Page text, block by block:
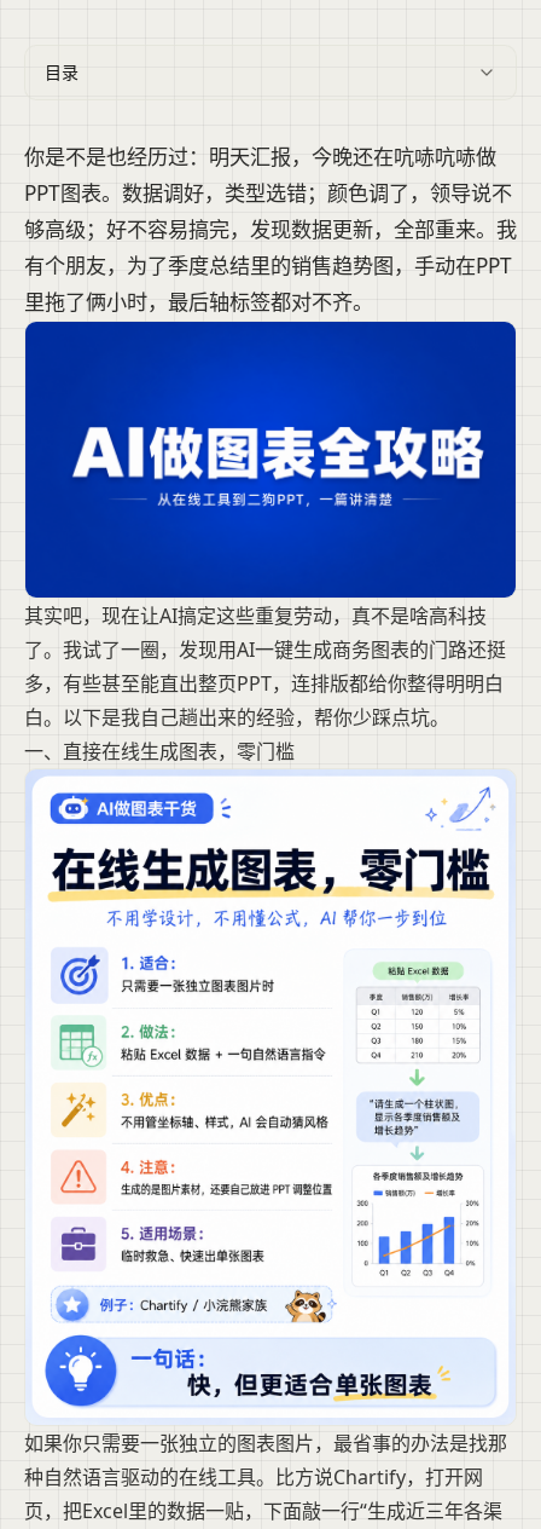
目录
你是不是也经历过：明天汇报，今晚还在吭哧吭哧做
PPT图表。数据调好，类型选错；颜色调了，领导说不
够高级；好不容易搞完，发现数据更新，全部重来。我
有个朋友，为了季度总结里的销售趋势图，手动在PPT
里拖了俩小时，最后轴标签都对不齐。
其实吧，现在让AI搞定这些重复劳动，真不是啥高科技
了。我试了一圈，发现用AI一键生成商务图表的门路还挺
多，有些甚至能直出整页PPT，连排版都给你整得明明白
白。以下是我自己趟出来的经验，帮你少踩点坑。
一、直接在线生成图表，零门槛
如果你只需要一张独立的图表图片，最省事的办法是找那
种自然语言驱动的在线工具。比方说Chartify，打开网
页，把Excel里的数据一贴，下面敲一行“生成近三年各渠